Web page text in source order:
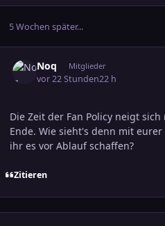
5 Wochen später...
Noq Mitglieder
vor 22 Stunden22 h
Die Zeit der Fan Policy neigt
Ende. Wie sieht's denn mit
ihr es vor Ablauf schaffen?
Zitieren